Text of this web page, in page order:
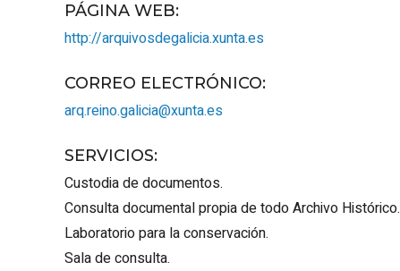
PÁGINA WEB:
http://arquivosdegalicia.xunta.es
CORREO ELECTRÓNICO:
arq.reino.galicia@xunta.es
SERVICIOS:
Custodia de documentos.
Consulta documental propia de todo Archivo Histórico.
Laboratorio para la conservación.
Sala de consulta.